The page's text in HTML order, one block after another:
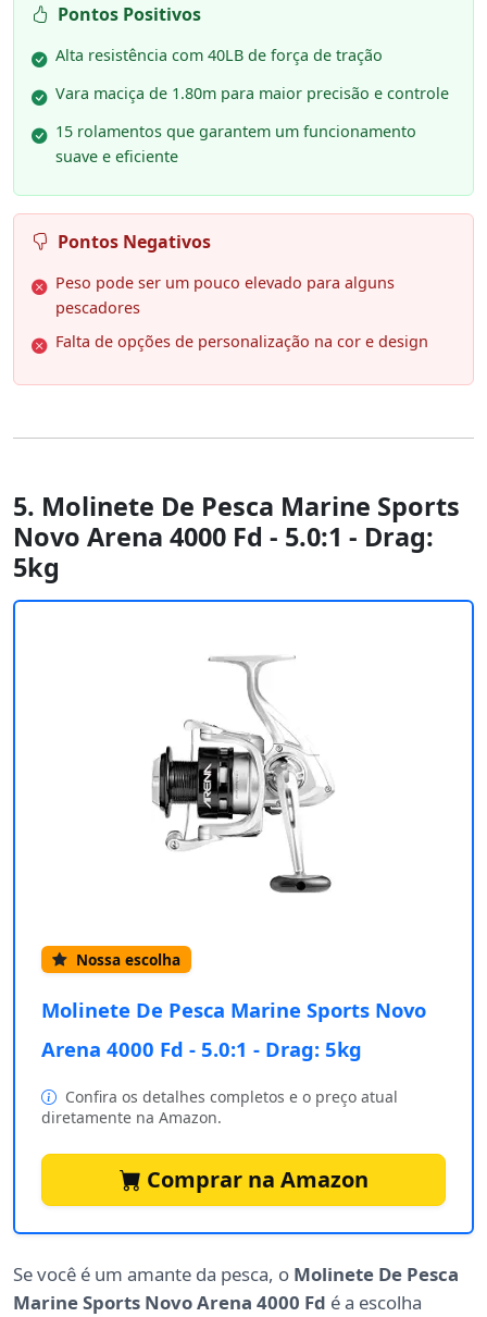
Pontos Positivos
Alta resistência com 40LB de força de tração
Vara maciça de 1.80m para maior precisão e controle
15 rolamentos que garantem um funcionamento
suave e eficiente
Pontos Negativos
Peso pode ser um pouco elevado para alguns
pescadores
Falta de opções de personalização na cor e design
5. Molinete De Pesca Marine Sports
Novo Arena 4000 Fd - 5.0:1 - Drag:
5kg
Nossa escolha
Molinete De Pesca Marine Sports Novo
Arena 4000 Fd - 5.0:1 - Drag: 5kg
Confira os detalhes completos e o preço atual
diretamente na Amazon.
Comprar na Amazon
Se você é um amante da pesca, o Molinete De Pesca
Marine Sports Novo Arena 4000 Fd é a escolha